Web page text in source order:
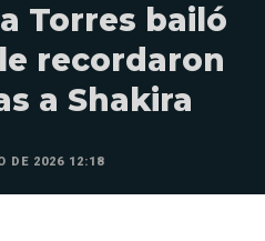
Torres bailó
recordaron
a Shakira
DE 2026 12:18